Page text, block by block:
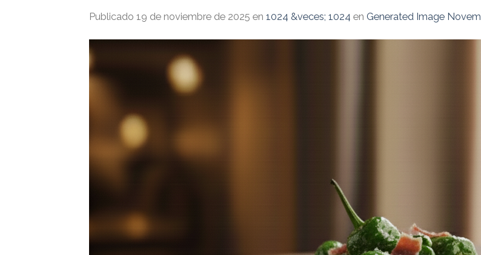
Publicado 19 de noviembre de 2025 en 1024 &veces; 1024 en Generated Image